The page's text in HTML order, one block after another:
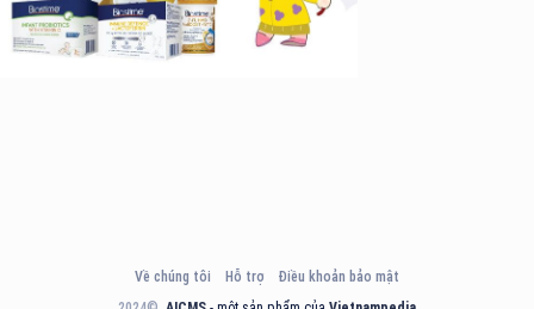
Về chúng tôi Hỗ trợ Điều khoản bảo mật